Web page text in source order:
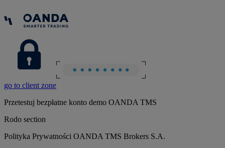
go to client zone
Przetestuj bezpłatne konto demo OANDA TMS
Rodo section
Polityka Prywatności OANDA TMS Brokers S.A.